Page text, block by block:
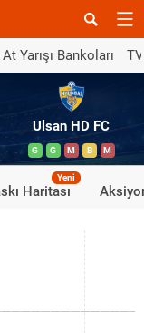
At Yarışı Bankoları
Ulsan HD FC
G G M B M
Haritası
Yeni